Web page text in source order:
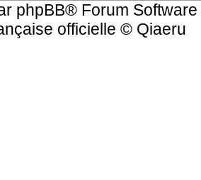
phpBB® Forum
officielle © Qiaeru